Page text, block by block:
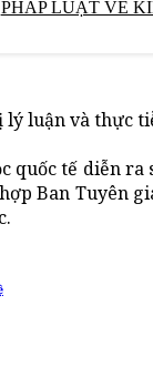
PHÁP LUẬT VỀ
lý luận và thực
quốc tế diễn ra
Ban Tuyên